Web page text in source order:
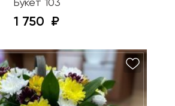
Букет 103
1 750